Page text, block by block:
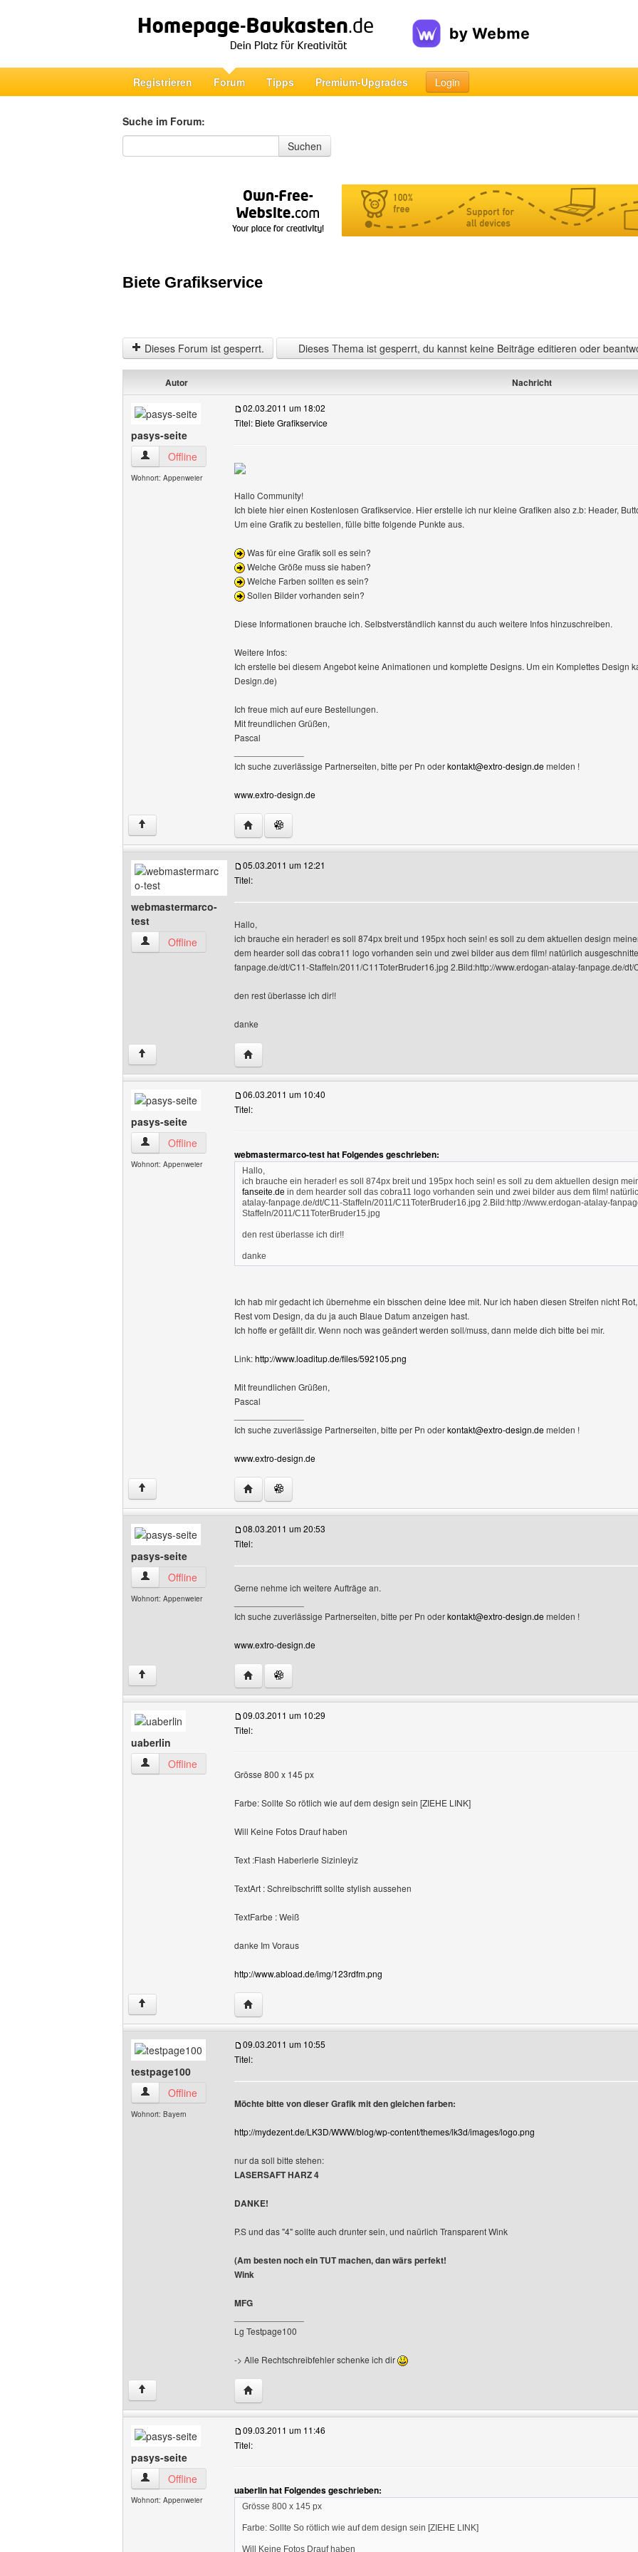
Registrieren Forum Tipps Premium-Upgrades Login
Suche im Forum:
Suche im Forum
Suchen
Biete Grafikservice
Dieses Forum ist gesperrt. Dieses Thema ist gesperrt, du kannst keine Beiträge editieren oder
Autor Nachricht
pasys-seite
pasys-seite Benutzer-Profile anzeigen
Offline
Wohnort: Appenweier
02.03.2011 um 18:02
Titel: Biete Grafikservice
Hallo Community!
Ich biete hier einen Kostenlosen Grafikservice. Hier erstelle ich nur kleine Grafiken also z.b: Header,
Um eine Grafik zu bestellen, fülle bitte folgende Punkte aus.
Was für eine Grafik soll es sein?
Welche Größe muss sie haben?
Welche Farben sollten es sein?
Sollen Bilder vorhanden sein?
Diese Informationen brauche ich. Selbstverständlich kannst du auch weitere Infos hinzuschreiben.
Weitere Infos:
Ich erstelle bei diesem Angebot keine Animationen und komplette Designs. Um ein Komplettes Design
Design.de)
Ich freue mich auf eure Bestellungen.
Mit freundlichen Grüßen,
Pascal
Ich suche zuverlässige Partnerseiten, bitte per Pn oderkontakt@extro-design.demelden !
www.extro-design.de
↑ Website dieses Benutzers besuchen: pasys-seite
webmastermarco-
test
webmastermarco-test Benutzer-Profile anzeigen
Offline
05.03.2011 um 12:21
Titel:
Hallo,
ich brauche ein herader! es soll 874px breit und 195px hoch sein! es soll zu dem aktuellen design
dem hearder soll das cobra11 logo vorhanden sein und zwei bilder aus dem film! natürlich
fanpage.de/dt/C11-Staffeln/2011/C11ToterBruder16.jpg 2.Bild:http://www.erdogan-atalay-fanpage.de/
den rest überlasse ich dir!!
danke
↑ Website dieses Benutzers besuchen: webmastermarco-test
pasys-seite
pasys-seite Benutzer-Profile anzeigen
Offline
Wohnort: Appenweier
06.03.2011 um 10:40
Titel:
webmastermarco-test hat Folgendes geschrieben:
Hallo,
ich brauche ein herader! es soll 874px breit und 195px hoch sein! es soll zu dem aktuellen design
fanseite.de in dem hearder soll das cobra11 logo vorhanden sein und zwei bilder aus dem film!
atalay-fanpage.de/dt/C11-Staffeln/2011/C11ToterBruder16.jpg 2.Bild:http://www.erdogan-atalay-
Staffeln/2011/C11ToterBruder15.jpg
den rest überlasse ich dir!!
danke
Ich hab mir gedacht ich übernehme ein bisschen deine Idee mit. Nur ich haben diesen Streifen nicht
Rest vom Design, da du ja auch Blaue Datum anzeigen hast.
Ich hoffe er gefällt dir. Wenn noch was geändert werden soll/muss, dann melde dich bitte bei mir.
Link:http://www.loaditup.de/files/592105.png
Mit freundlichen Grüßen,
Pascal
Ich suche zuverlässige Partnerseiten, bitte per Pn oderkontakt@extro-design.demelden !
www.extro-design.de
↑ Website dieses Benutzers besuchen: pasys-seite
pasys-seite
pasys-seite Benutzer-Profile anzeigen
Offline
Wohnort: Appenweier
08.03.2011 um 20:53
Titel:
Gerne nehme ich weitere Aufträge an.
Ich suche zuverlässige Partnerseiten, bitte per Pn oderkontakt@extro-design.de melden !
www.extro-design.de
↑ Website dieses Benutzers besuchen: pasys-seite
uaberlin
uaberlin Benutzer-Profile anzeigen
Offline
09.03.2011 um 10:29
Titel:
Grösse 800 x 145 px
Farbe: Sollte So rötlich wie auf dem design sein [ZIEHE LINK]
Will Keine Fotos Drauf haben
Text :Flash Haberlerle Sizinleyiz
TextArt : Schreibschrifft sollte stylish aussehen
TextFarbe : Weiß
danke Im Voraus
http://www.abload.de/img/123rdfm.png
↑ Website dieses Benutzers besuchen: uaberlin
testpage100
testpage100 Benutzer-Profile anzeigen
Offline
Wohnort: Bayern
09.03.2011 um 10:55
Titel:
Möchte bitte von dieser Grafik mit den gleichen farben:
http://mydezent.de/LK3D/WWW/blog/wp-content/themes/lk3d/images/logo.png
nur da soll bitte stehen:
LASERSAFT HARZ 4
DANKE!
P.S und das "4" sollte auch drunter sein, und naürlich Transparent Wink
(Am besten noch ein TUT machen, dan wärs perfekt!
Wink
MFG
Lg Testpage100
-> Alle Rechtschreibfehler schenke ich dir
↑ Website dieses Benutzers besuchen: testpage100
pasys-seite
pasys-seite Benutzer-Profile anzeigen
Offline
Wohnort: Appenweier
09.03.2011 um 11:46
Titel:
uaberlin hat Folgendes geschrieben:
Grösse 800 x 145 px
Farbe: Sollte So rötlich wie auf dem design sein [ZIEHE LINK]
Will Keine Fotos Drauf haben